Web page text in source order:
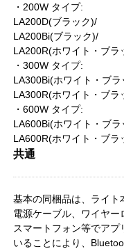
・200W タイプ:
LA200D(ブラック)/
LA200Bi(ブラック)/
LA200R(ホワイト・ブラ
・300W タイプ:
LA300Bi(ホワイト・ブラ
LA300R(ホワイト・ブラ
・600W タイプ:
LA600Bi(ホワイト・ブラ
LA600R(ホワイト・ブラ
共通
基本の同梱品は、ライト
電源ケーブル、ワイヤー
スマートフォン等でアプ
いることにより、